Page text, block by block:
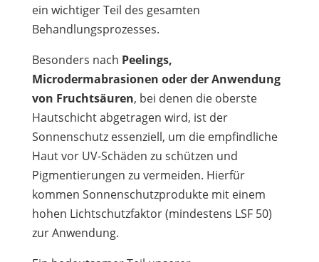
ein wichtiger Teil des gesamten
Behandlungsprozesses.
Besonders nach Peelings,
Microdermabrasionen oder der Anwendung
von Fruchtsäuren, bei denen die oberste
Hautschicht abgetragen wird, ist der
Sonnenschutz essenziell, um die empfindliche
Haut vor UV-Schäden zu schützen und
Pigmentierungen zu vermeiden. Hierfür
kommen Sonnenschutzprodukte mit einem
hohen Lichtschutzfaktor (mindestens LSF 50)
zur Anwendung.